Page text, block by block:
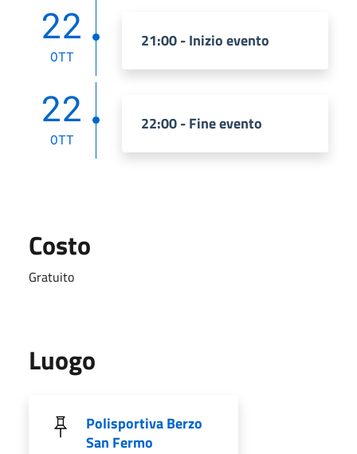
22
OTT
21:00 - Inizio evento
22
OTT
22:00 - Fine evento
Costo
Gratuito
Luogo
Polisportiva Berzo
San Fermo